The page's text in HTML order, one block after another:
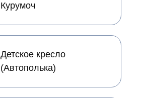
Курумоч
Детское кресло
(Автополька)